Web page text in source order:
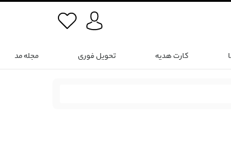
کارت هدیه تحویل فوری مجله مد